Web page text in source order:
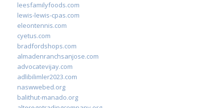
leesfamilyfoods.com
lewis-lewis-cpas.com
eleontennis.com
cyetus.com
bradfordshops.com
almadenranchsanjose.com
advocatevijay.com
adlibilimler2023.com
naswwebed.org
balithut-manado.org